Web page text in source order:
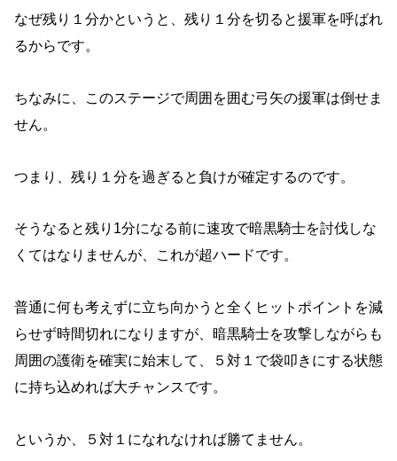
なぜ残り１分かというと、残り１分を切ると援軍を呼ばれ
るからです。
ちなみに、このステージで周囲を囲む弓矢の援軍は倒せま
せん。
つまり、残り１分を過ぎると負けが確定するのです。
そうなると残り1分になる前に速攻で暗黒騎士を討伐しな
くてはなりませんが、これが超ハードです。
普通に何も考えずに立ち向かうと全くヒットポイントを減
らせず時間切れになりますが、暗黒騎士を攻撃しながらも
周囲の護衛を確実に始末して、５対１で袋叩きにする状態
に持ち込めれば大チャンスです。
というか、５対１になれなければ勝てません。